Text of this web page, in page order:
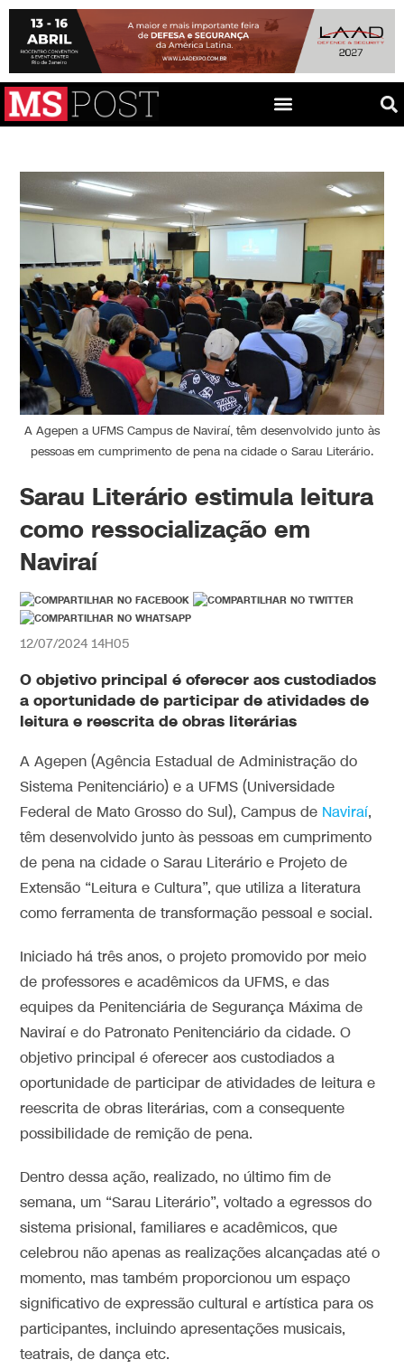
A Agepen a UFMS Campus de Naviraí, têm desenvolvido junto às
pessoas em cumprimento de pena na cidade o Sarau Literário.
Sarau Literário estimula leitura
como ressocialização em
Naviraí
12/07/2024 14H05
O objetivo principal é oferecer aos custodiados
a oportunidade de participar de atividades de
leitura e reescrita de obras literárias
A Agepen (Agência Estadual de Administração do
Sistema Penitenciário) e a UFMS (Universidade
Federal de Mato Grosso do Sul), Campus de Naviraí,
têm desenvolvido junto às pessoas em cumprimento
de pena na cidade o Sarau Literário e Projeto de
Extensão “Leitura e Cultura”, que utiliza a literatura
como ferramenta de transformação pessoal e social.
Iniciado há três anos, o projeto promovido por meio
de professores e acadêmicos da UFMS, e das
equipes da Penitenciária de Segurança Máxima de
Naviraí e do Patronato Penitenciário da cidade. O
objetivo principal é oferecer aos custodiados a
oportunidade de participar de atividades de leitura e
reescrita de obras literárias, com a consequente
possibilidade de remição de pena.
Dentro dessa ação, realizado, no último fim de
semana, um “Sarau Literário”, voltado a egressos do
sistema prisional, familiares e acadêmicos, que
celebrou não apenas as realizações alcançadas até o
momento, mas também proporcionou um espaço
significativo de expressão cultural e artística para os
participantes, incluindo apresentações musicais,
teatrais, de dança etc.